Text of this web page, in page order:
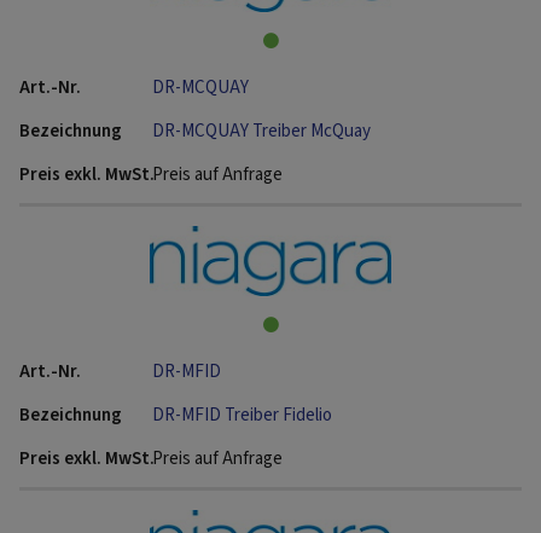
DR-MCQUAY
DR-MCQUAY Treiber McQuay
Preis auf Anfrage
DR-MFID
DR-MFID Treiber Fidelio
Preis auf Anfrage